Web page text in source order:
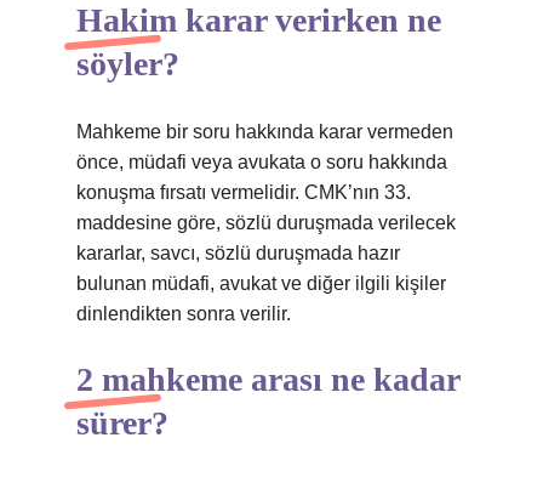
Hakim karar verirken ne
söyler?
Mahkeme bir soru hakkında karar vermeden
önce, müdafi veya avukata o soru hakkında
konuşma fırsatı vermelidir. CMK’nın 33.
maddesine göre, sözlü duruşmada verilecek
kararlar, savcı, sözlü duruşmada hazır
bulunan müdafi, avukat ve diğer ilgili kişiler
dinlendikten sonra verilir.
2 mahkeme arası ne kadar
sürer?